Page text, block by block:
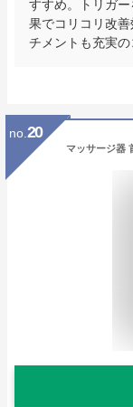
すすめ。トリガ
果でコリコリ改
チメントも充実の
no. 20